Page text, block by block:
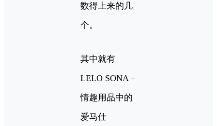
数得上来的几
个。
其中就有
LELO SONA –
情趣用品中的
爱马仕